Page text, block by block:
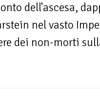
dell'ascesa,
nel vasto
dei non-morti